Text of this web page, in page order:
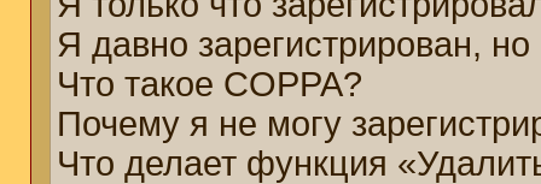
Я давно зарегистрирован,
Что такое COPPA?
Почему я не могу
Что делает функция